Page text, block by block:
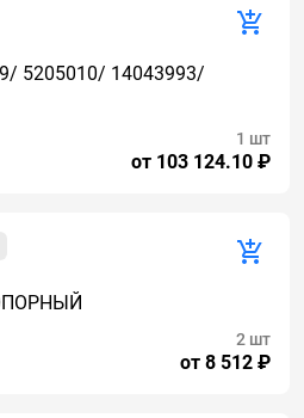
5205010/ 14043993/
от 103 124.10 ₽
1 шт
от 8 512 ₽
2 шт